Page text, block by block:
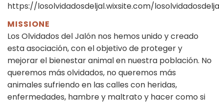
https://losolvidadosdeljal.wixsite.com/
MISSIONE
Los Olvidados del Jalón nos hemos unido y creado
esta asociación, con el objetivo de proteger y
mejorar el bienestar animal en nuestra población. No
queremos más olvidados, no queremos más
animales sufriendo en las calles con heridas,
enfermedades, hambre y maltrato y hacer como si